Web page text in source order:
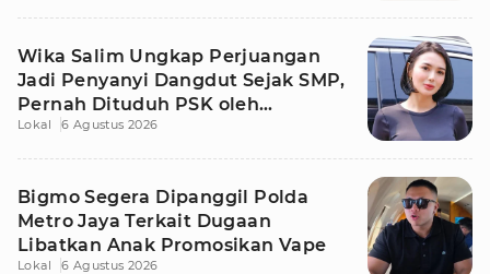
Wika Salim Ungkap Perjuangan
Jadi Penyanyi Dangdut Sejak SMP,
Pernah Dituduh PSK oleh
Tetangga
Lokal 6 Agustus 2026
Bigmo Segera Dipanggil Polda
Metro Jaya Terkait Dugaan
Libatkan Anak Promosikan Vape
Lokal 6 Agustus 2026